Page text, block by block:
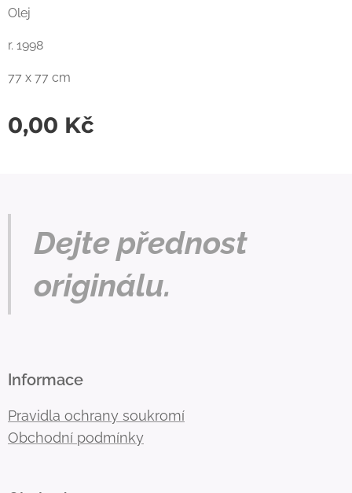
Olej
r. 1998
77 x 77 cm
0,00 Kč
Dejte přednost
originálu.
Informace
Pravidla ochrany soukromí
Obchodní podmínky